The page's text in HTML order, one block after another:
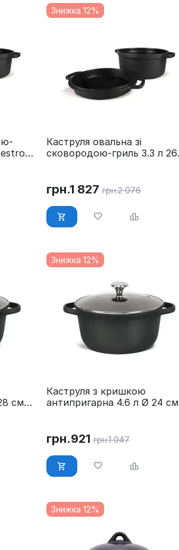
Знижка 12%
Каструля овальна зі
сковородою-гриль 3.3 л 26
грн.1 827 грн.2 076
см
Знижка 12%
Каструля з кришкою
антипригарна 4.6 л Ø 24 см
грн.921 грн.1 047
Знижка 12%